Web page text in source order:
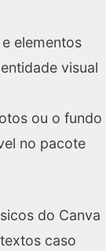
elementos
visual
ou o fundo
no pacote
do Canva
caso